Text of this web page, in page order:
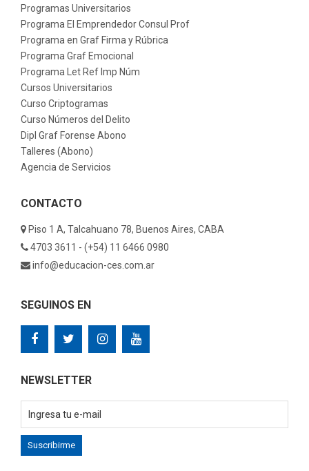
Programas Universitarios
Programa El Emprendedor Consul Prof
Programa en Graf Firma y Rúbrica
Programa Graf Emocional
Programa Let Ref Imp Núm
Cursos Universitarios
Curso Criptogramas
Curso Números del Delito
Dipl Graf Forense Abono
Talleres (Abono)
Agencia de Servicios
CONTACTO
Piso 1 A, Talcahuano 78, Buenos Aires, CABA
4703 3611 - (+54) 11 6466 0980
info@educacion-ces.com.ar
SEGUINOS EN
NEWSLETTER
Suscribirme